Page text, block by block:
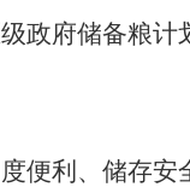
政府储备粮
便利、储存